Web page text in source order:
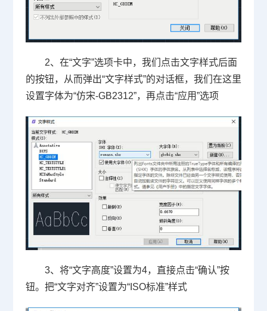
2、在“文字”选项卡中，我们点击文字样式后面
的按钮，从而弹出“文字样式”的对话框，我们在这里
设置字体为“仿宋-GB2312”，再点击“应用”选项
3、将“文字高度”设置为4，直接点击“确认”按
钮。把“文字对齐”设置为“ISO标准”样式